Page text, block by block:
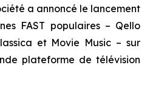
a annoncé le lancement
FAST populaires – Qello
et Movie Music – sur
plateforme de télévision